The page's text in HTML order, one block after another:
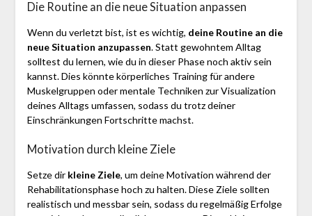
Die Routine an die neue Situation anpassen
Wenn du verletzt bist, ist es wichtig, deine Routine an die
neue Situation anzupassen. Statt gewohntem Alltag
solltest du lernen, wie du in dieser Phase noch aktiv sein
kannst. Dies könnte körperliches Training für andere
Muskelgruppen oder mentale Techniken zur Visualization
deines Alltags umfassen, sodass du trotz deiner
Einschränkungen Fortschritte machst.
Motivation durch kleine Ziele
Setze dir kleine Ziele, um deine Motivation während der
Rehabilitationsphase hoch zu halten. Diese Ziele sollten
realistisch und messbar sein, sodass du regelmäßig Erfolge